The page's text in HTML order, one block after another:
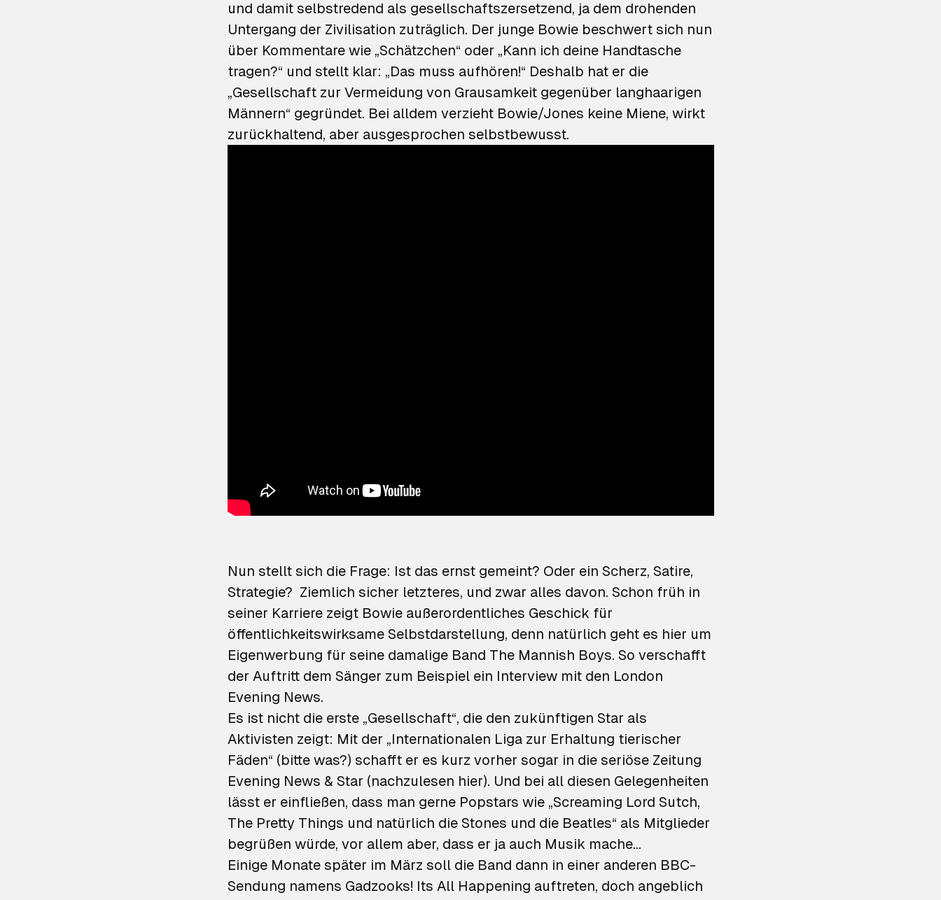
und damit selbstredend als gesellschaftszersetzend, ja dem drohenden
Untergang der Zivilisation zuträglich. Der junge Bowie beschwert sich nun
über Kommentare wie „Schätzchen“ oder „Kann ich deine Handtasche
tragen?“ und stellt klar: „Das muss aufhören!“ Deshalb hat er die
„Gesellschaft zur Vermeidung von Grausamkeit gegenüber langhaarigen
Männern“ gegründet. Bei alldem verzieht Bowie/Jones keine Miene, wirkt
zurückhaltend, aber ausgesprochen selbstbewusst.
Nun stellt sich die Frage: Ist das ernst gemeint? Oder ein Scherz, Satire,
Strategie? Ziemlich sicher letzteres, und zwar alles davon. Schon früh in
seiner Karriere zeigt Bowie außerordentliches Geschick für
öffentlichkeitswirksame Selbstdarstellung, denn natürlich geht es hier um
Eigenwerbung für seine damalige Band The Mannish Boys. So verschafft
der Auftritt dem Sänger zum Beispiel ein Interview mit den London
Evening News.
Es ist nicht die erste „Gesellschaft“, die den zukünftigen Star als
Aktivisten zeigt: Mit der „Internationalen Liga zur Erhaltung tierischer
Fäden“ (bitte was?) schafft er es kurz vorher sogar in die seriöse Zeitung
Evening News & Star (nachzulesen hier). Und bei all diesen Gelegenheiten
lässt er einfließen, dass man gerne Popstars wie „Screaming Lord Sutch,
The Pretty Things und natürlich die Stones und die Beatles“ als Mitglieder
begrüßen würde, vor allem aber, dass er ja auch Musik mache…
Einige Monate später im März soll die Band dann in einer anderen BBC-
Sendung namens Gadzooks! Its All Happening auftreten, doch angeblich